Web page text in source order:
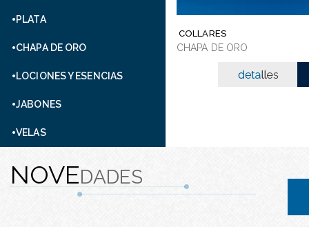
PLATA
CHAPA DE ORO
LOCIONES Y ESENCIAS
JABONES
VELAS
COLLARES
CHAPA DE ORO
NOVEDADES